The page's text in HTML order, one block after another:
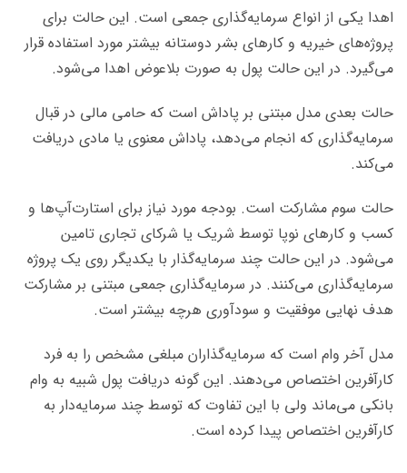
اهدا یکی از انواع سرمایه‌گذاری جمعی است. این حالت برای
پروژه‌های خیریه و کارهای بشر دوستانه بیشتر مورد استفاده قرار
می‌گیرد. در این حالت پول به صورت بلاعوض اهدا می‌شود.
حالت بعدی مدل مبتنی بر پاداش است که حامی مالی در قبال
سرمایه‌گذاری که انجام می‌دهد، پاداش معنوی یا مادی دریافت
می‌کند.
حالت سوم مشارکت است. بودجه مورد نیاز برای استارت‌آپ‌ها و
کسب و کارهای نوپا توسط شریک یا شرکای تجاری تامین
می‌شود. در این حالت چند سرمایه‌گذار با یکدیگر روی یک پروژه
سرمایه‌گذاری می‌کنند. در سرمایه‌گذاری جمعی مبتنی بر مشارکت
هدف نهایی موفقیت و سودآوری هرچه بیشتر است.
مدل آخر وام است که سرمایه‌گذاران مبلغی مشخص را به فرد
کار‌آفرین اختصاص می‌دهند. این گونه دریافت پول شبیه به وام
بانکی می‌ماند ولی با این تفاوت که توسط چند سرمایه‌دار به
کار‌آفرین اختصاص پیدا کرده است.